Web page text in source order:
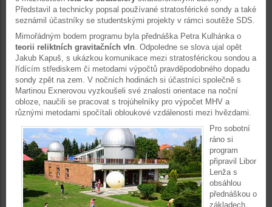
Představil a technicky popsal používané stratosférické sondy a také
seznámil účastníky se studentskými projekty v rámci soutěže SDS.
Mimořádným bodem programu byla přednáška Petra Kulhánka o
teorii reliktních gravitačních vln. Odpoledne se slova ujal opět
Jakub Kapuš, s ukázkou komunikace mezi stratosférickou sondou a
řídícím střediskem či metodami výpočtů pravděpodobného dopadu
sondy zpět na zem. V nočních hodinách si účastníci společně s
Martinou Exnerovou vyzkoušeli své znalosti orientace na noční
obloze, naučili se pracovat s trojúhelníky pro výpočet MHV a
různými metodami spočítali obloukové vzdálenosti mezi hvězdami.
Pro sobotní
ráno si
program
připravil Libor
Lenža s
obsáhlou
přednáškou o
základech